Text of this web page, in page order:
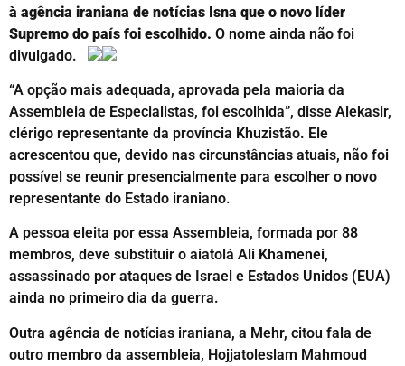
à agência iraniana de notícias Isna que o novo líder
Supremo do país foi escolhido. O nome ainda não foi
divulgado.
“A opção mais adequada, aprovada pela maioria da
Assembleia de Especialistas, foi escolhida”, disse Alekasir,
clérigo representante da província Khuzistão. Ele
acrescentou que, devido nas circunstâncias atuais, não foi
possível se reunir presencialmente para escolher o novo
representante do Estado iraniano.
A pessoa eleita por essa Assembleia, formada por 88
membros, deve substituir o aiatolá Ali Khamenei,
assassinado por ataques de Israel e Estados Unidos (EUA)
ainda no primeiro dia da guerra.
Outra agência de notícias iraniana, a Mehr, citou fala de
outro membro da assembleia, Hojjatoleslam Mahmoud